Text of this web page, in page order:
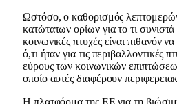
Ωστόσο, ο καθορισμός
κατώτατων ορίων για το τι
κοινωνικές πτυχές είναι πιθανόν
ό,τι ήταν για τις περιβαλλοντικές
εύρους των κοινωνικών
οποίο αυτές διαφέρουν
Η πλατφόρμα της ΕΕ για τη